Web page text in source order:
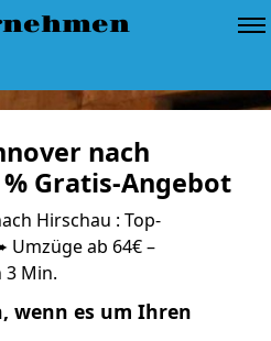
nach
Gratis-Angebot
Hirschau : Top-
ab 64€ –
3 Min.
wenn es um Ihren